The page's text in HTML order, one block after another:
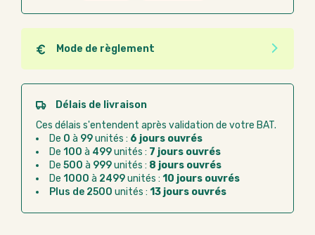
Mode de règlement
Quel que soit le mode de règlement, vous pouvez
passer commande en ligne sur Good Act.
Paiement CB :paiement sécurisé par carte
Virement bancaire :règlement sur facture
après la commande
Chorus Pro :règlement par mandat
administratif après la commande
Délais de livraison
Ces délais s'entendent après validation de votre BAT.
De 0 à 99unités : 6 jours ouvrés
De 100 à 499unités : 7 jours ouvrés
De 500 à 999unités : 8 jours ouvrés
De 1000 à 2499unités : 10 jours ouvrés
Plus de 2500 unités : 13 jours ouvrés